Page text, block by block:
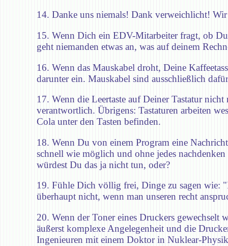
14. Danke uns niemals! Dank verweichlicht!
15. Wenn Dich ein EDV-Mitarbeiter fragt, ob
geht niemanden etwas an, was auf deinem
16. Wenn das Mauskabel droht, Deine
darunter ein. Mauskabel sind ausschließlich
17. Wenn die Leertaste auf Deiner Tastatur
verantwortlich. Übrigens: Tastaturen arbeiten
Cola unter den Tasten befinden.
18. Wenn Du von einem Program eine
schnell wie möglich und ohne jedes
würdest Du das ja nicht tun, oder?
19. Fühle Dich völlig frei, Dinge zu sagen wie:
überhaupt nicht, wenn man unseren recht
20. Wenn der Toner eines Druckers
äußerst komplexe Angelegenheit und die
Ingenieuren mit einem Doktor in Nuklear-